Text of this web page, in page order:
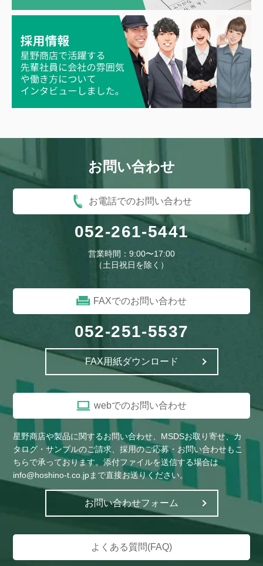
お問い合わせ
お電話でのお問い合わせ
052-261-5441
営業時間：9:00〜17:00
（土日祝日を除く）
FAXでのお問い合わせ
052-251-5537
FAX用紙ダウンロード
webでのお問い合わせ
星野商店や製品に関するお問い合わせ、MSDSお取り寄せ、カ
タログ・サンプルのご請求、採用のご応募・お問い合わせもこ
ちらで承っております。添付ファイルを送信する場合は
info@hoshino-t.co.jpまで直接お送りください。
お問い合わせフォーム
よくある質問(FAQ)